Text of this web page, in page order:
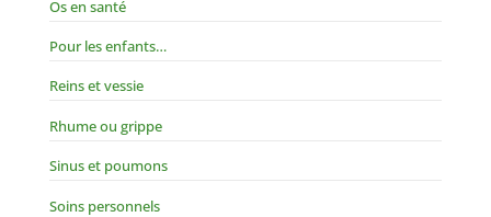
Os en santé
Pour les enfants…
Reins et vessie
Rhume ou grippe
Sinus et poumons
Soins personnels